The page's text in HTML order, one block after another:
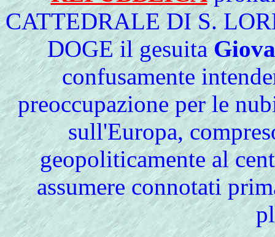
CATTEDRALE DI S.
DOGE il gesuita
confusamente
preoccupazione per le
sull'Europa,
geopoliticamente al
assumere connotati